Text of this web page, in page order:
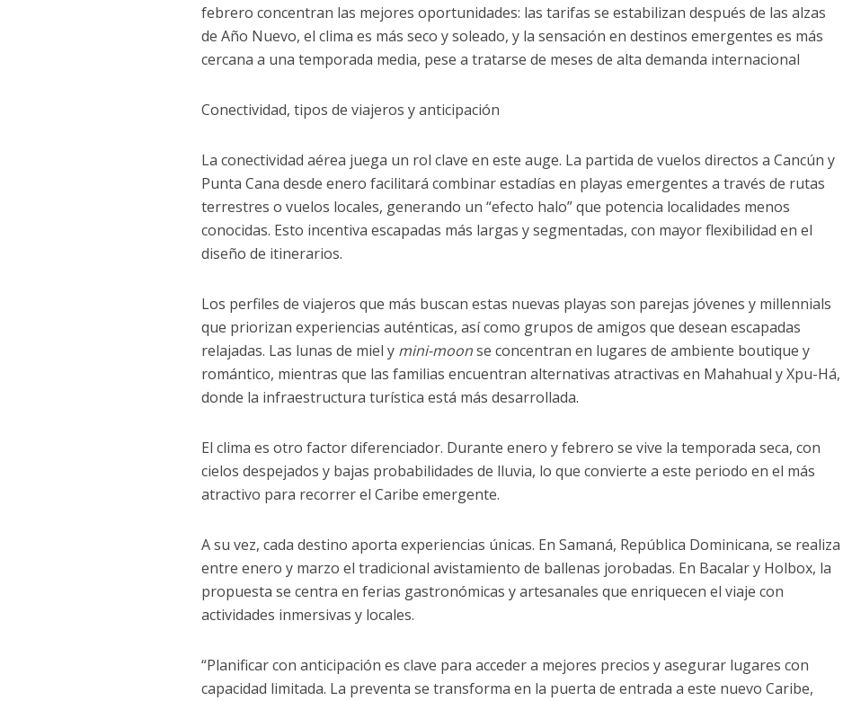
febrero concentran las mejores oportunidades: las tarifas se estabilizan después de las alzas
de Año Nuevo, el clima es más seco y soleado, y la sensación en destinos emergentes es más
cercana a una temporada media, pese a tratarse de meses de alta demanda internacional
Conectividad, tipos de viajeros y anticipación
La conectividad aérea juega un rol clave en este auge. La partida de vuelos directos a Cancún y
Punta Cana desde enero facilitará combinar estadías en playas emergentes a través de rutas
terrestres o vuelos locales, generando un “efecto halo” que potencia localidades menos
conocidas. Esto incentiva escapadas más largas y segmentadas, con mayor flexibilidad en el
diseño de itinerarios.
Los perfiles de viajeros que más buscan estas nuevas playas son parejas jóvenes y millennials
que priorizan experiencias auténticas, así como grupos de amigos que desean escapadas
relajadas. Las lunas de miel y mini-moonse concentran en lugares de ambiente boutique y
romántico, mientras que las familias encuentran alternativas atractivas en Mahahual y Xpu-Há,
donde la infraestructura turística está más desarrollada.
El clima es otro factor diferenciador. Durante enero y febrero se vive la temporada seca, con
cielos despejados y bajas probabilidades de lluvia, lo que convierte a este periodo en el más
atractivo para recorrer el Caribe emergente.
A su vez, cada destino aporta experiencias únicas. En Samaná, República Dominicana, se realiza
entre enero y marzo el tradicional avistamiento de ballenas jorobadas. En Bacalar y Holbox, la
propuesta se centra en ferias gastronómicas y artesanales que enriquecen el viaje con
actividades inmersivas y locales.
“Planificar con anticipación es clave para acceder a mejores precios y asegurar lugares con
capacidad limitada. La preventa se transforma en la puerta de entrada a este nuevo Caribe,